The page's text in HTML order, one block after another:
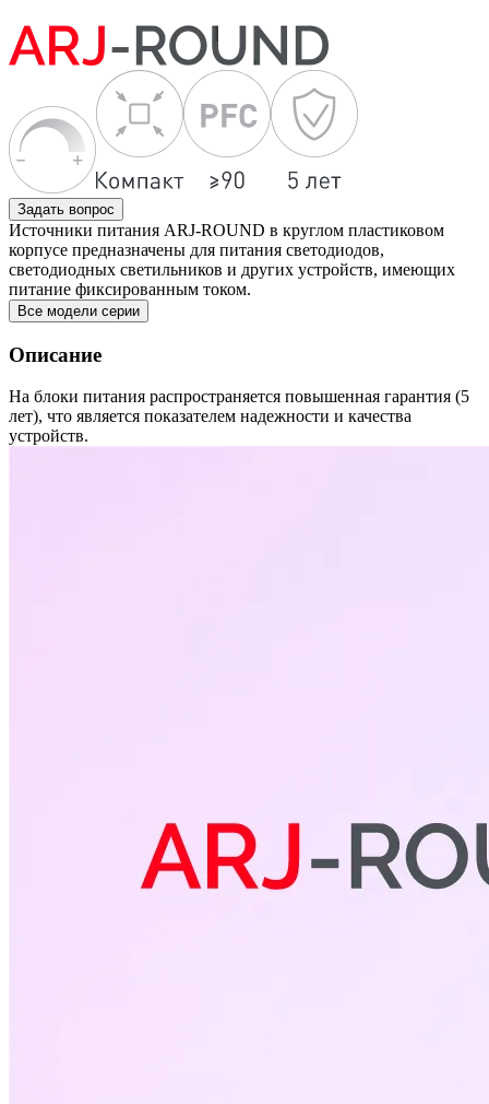
Задать вопрос
Источники питания ARJ-ROUND в круглом пластиковом
корпусе предназначены для питания светодиодов,
светодиодных светильников и других устройств, имеющих
питание фиксированным током.
Все модели серии
Описание
На блоки питания распространяется повышенная гарантия (5
лет), что является показателем надежности и качества
устройств.